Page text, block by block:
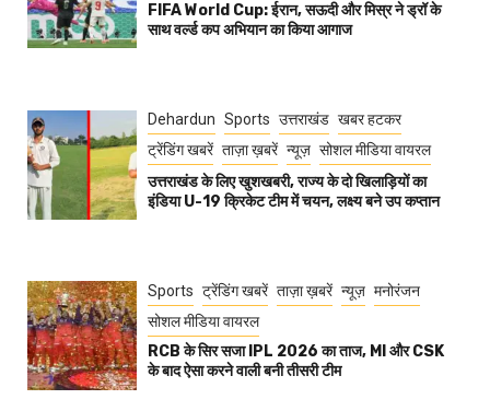
FIFA World Cup: ईरान, सऊदी और मिस्र ने ड्रॉ के
साथ वर्ल्ड कप अभियान का किया आगाज
Dehardun Sports उत्तराखंड खबर हटकर
ट्रेंडिंग खबरें ताज़ा ख़बरें न्यूज़ सोशल मीडिया वायरल
उत्तराखंड के लिए खुशखबरी, राज्य के दो खिलाड़ियों का
इंडिया U-19 क्रिकेट टीम में चयन, लक्ष्य बने उप कप्तान
Sports ट्रेंडिंग खबरें ताज़ा ख़बरें न्यूज़ मनोरंजन
सोशल मीडिया वायरल
RCB के सिर सजा IPL 2026 का ताज, MI और CSK
के बाद ऐसा करने वाली बनी तीसरी टीम